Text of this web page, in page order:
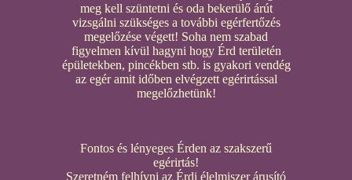
meg kell szüntetni és oda bekerülő árút
vizsgálni szükséges a további egérfertőzés
megelőzése végett! Soha nem szabad
figyelmen kívül hagyni hogy Érd területén
épületekben, pincékben stb. is gyakori vendég
az egér amit időben elvégzett egérirtással
megelőzhetünk!
Fontos és lényeges Érden az szakszerű
egérirtás!
Szeretném felhívni az Érdi élelmiszer árusító